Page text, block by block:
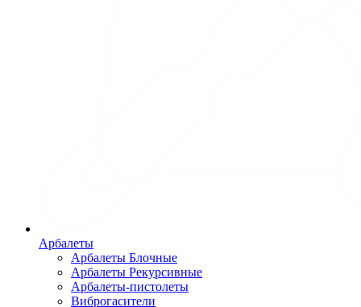
Арбалеты
Арбалеты Блочные
Арбалеты Рекурсивные
Арбалеты-пистолеты
Виброгасители